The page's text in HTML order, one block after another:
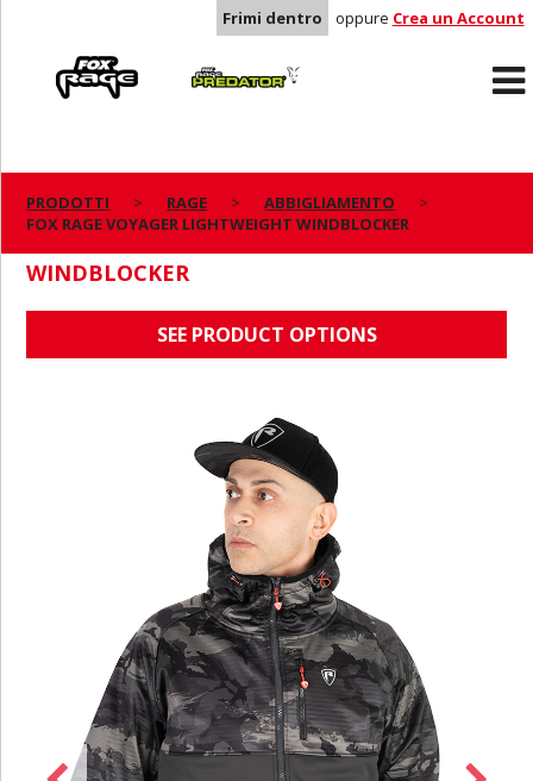
Frimi dentro oppure Crea un Account
Predator
PRODOTTI RAGE
ABBIGLIAMENTO
FOX RAGE VOYAGER LIGHTWEIGHT WINDBLOCKER
WINDBLOCKER
SEE PRODUCT OPTIONS